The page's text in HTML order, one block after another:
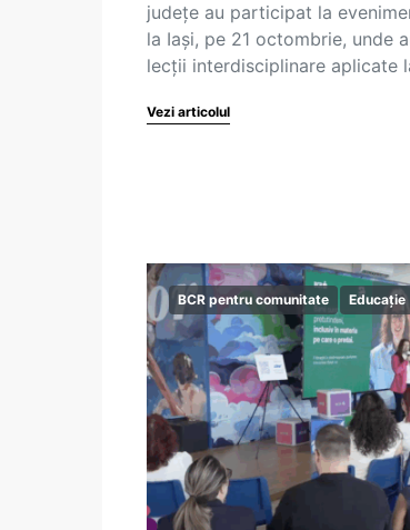
județe au participat la
la Iași, pe 21 octombrie, unde
lecții interdisciplinare aplicate
Vezi articolul
BCR pentru comunitate Educație